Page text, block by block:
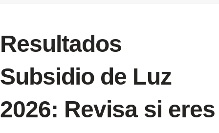
Resultados
Subsidio de Luz
2026: Revisa si eres